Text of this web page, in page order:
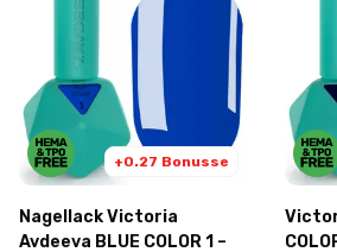
+0.27 Bonusse
Nagellack Victoria
Avdeeva BLUE COLOR 1 –